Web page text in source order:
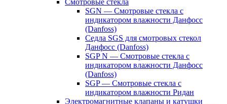
Смотровые стекла
SGN — Смотровые стекла с
индикатором влажности Данфосс
(Danfoss)
Седла SGS для смотровых стекол
Данфосс (Danfoss)
SGP N — Смотровые стекла с
индикатором влажности Данфосс
(Danfoss)
SGP — Смотровые стекла с
индикатором влажности Ридан
Электромагнитные клапаны и катушки